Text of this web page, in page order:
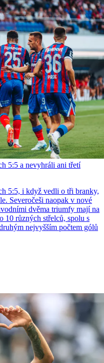
5:5 a nevyhráli ani třetí
5:5, i když vedli o tři branky,
Severočeši naopak v nové
dvěma triumfy mají na
10 různých střelců, spolu s
nejvyšším počtem gólů